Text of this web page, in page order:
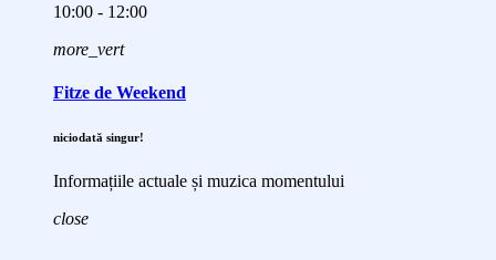
10:00 - 12:00
more_vert
Fitze de Weekend
niciodată singur!
Informațiile actuale și muzica momentului
close